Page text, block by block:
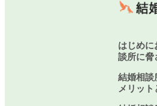
はじめに
談所に脅
結婚相談
メリット